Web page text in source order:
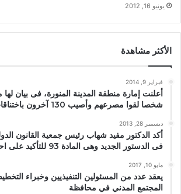
يونيو 16, 2012
الأكثر مشاهدة
فبراير 9, 2014
شخصا لقوا مصرعهم وأصيب 130 آخرون باختناقات إثر
ديسمبر 28, 2013
أكد الدكتور مفيد شهاب رئيس جمعية القانون
فى الدستور الجديد وهى المادة 93 للتأكيد على احترام مصر
مايو 10, 2017
يعقد عدد من المسئولين التنفيذيين وخبراء
المجتمع المدني في محافظة